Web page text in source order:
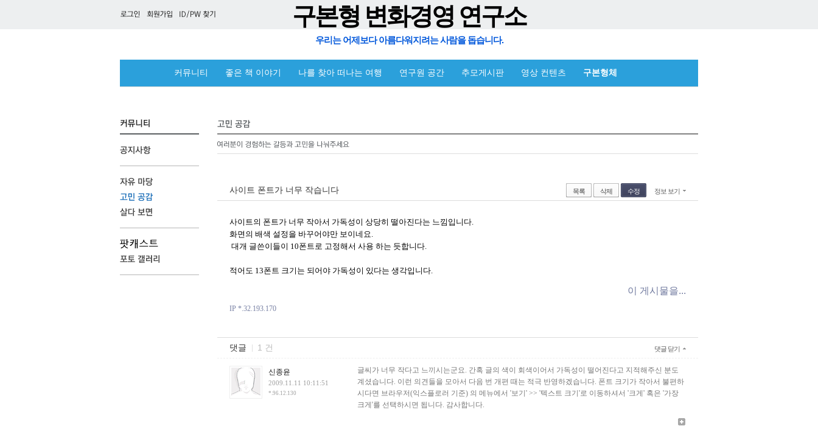
구본형 변화경영 연구소
우리는 어제보다 아름다워지려는 사람을 돕습니다.
커뮤니티 좋은 책 이야기 나를 찾아 떠나는 여행 연구원 공간 추모게시판 영상 컨텐츠 구본형체
사이트 폰트가 너무 작습니다 목록 삭제 수정 정보 보기
사이트의 폰트가 너무 작아서 가독성이 상당히 떨아진다는 느낌입니다.
화면의 배색 설정을 바꾸어야만 보이네요.
대개 글쓴이들이 10폰트로 고정해서 사용 하는 듯합니다.
적어도 13폰트 크기는 되어야 가독성이 있다는 생각입니다.
이 게시물을...
IP *.32.193.170
댓글 1 건 댓글 닫기
신종윤
2009.11.11 10:11:51
*.96.12.130
글씨가 너무 작다고 느끼시는군요. 간혹 글의 색이 회색이어서 가독성이 떨어진다고 지적해주신 분도
계셨습니다. 이런 의견들을 모아서 다음 번 개편 때는 적극 반영하겠습니다. 폰트 크기가 작아서 불편하
시다면 브라우저(익스플로러 기준) 의 메뉴에서 '보기' >> '텍스트 크기'로 이동하셔서 '크게' 혹은 '가장
크게'를 선택하시면 됩니다. 감사합니다.